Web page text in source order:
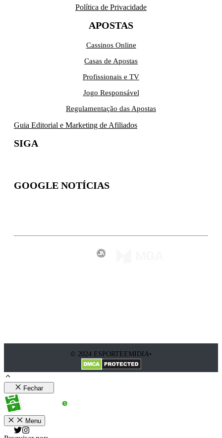
Política de Privacidade
APOSTAS
Cassinos Online
Casas de Apostas
Profissionais e TV
Jogo Responsável
Regulamentação das Apostas
Guia Editorial e Marketing de Afiliados
SIGA
GOOGLE NOTÍCIAS
© 2024 ESPORTEEMIDIA•
Fechar
Menu